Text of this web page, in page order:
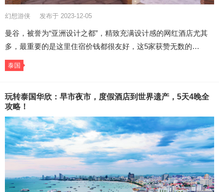
幻想游侠 发布于 2023-12-05
曼谷，被誉为“亚洲设计之都”，精致充满设计感的网红酒店尤其
多，最重要的是这里住宿价钱都很友好，这5家获赞无数的…
泰国
玩转泰国华欣：早市夜市，度假酒店到世界遗产，5天4晚全
攻略！